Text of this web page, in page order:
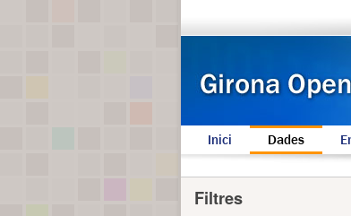
Inici Dades
Filtres